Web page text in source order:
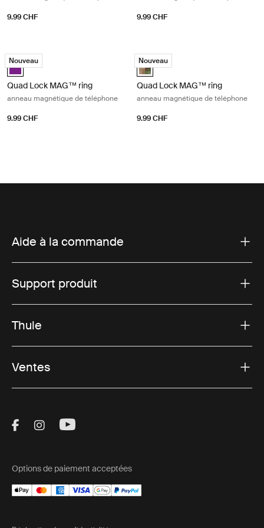
9.99 CHF 9.99 CHF
Quad Lock MAG™ ring anneau magnétique de téléphone Purple
Nouveau
Purple (selected)
Quad Lock MAG™ ring
anneau magnétique de téléphone
9.99 CHF
Quad Lock MAG™ ring anneau
Nouveau
Camo (selected)
Quad Lock MAG™ ring
anneau magnétique de téléphone
9.99 CHF
Aide à la commande
Support produit
Thule
Ventes
Visit Thule on Facebook (external link)
Visit Thule on Instagram (external link)
Visit Thule on Youtube (external
Options de paiement acceptées